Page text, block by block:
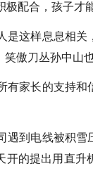
配合，孩子才能
这样息息相关
傲刀丛孙中山
家长的支持和
到电线被积雪
开的提出用直